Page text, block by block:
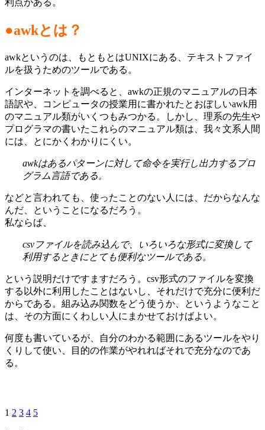
利点がある。
●awkとは？
awkというのは、もともとはUNIXにある、テキストファイ
ルを扱うためのツールである。
インターネットを調べると、awkの正規のマニュアルの日本
語訳や、コンピュータの授業用に書かれたとおぼしいawk用
のマニュアル類がいくつもみつかる。しかし、理系の先生や
プログラマの書いたこれらのマニュアル類は、我々文系人間
には、とにかくわかりにくい。
awkはあるパターンに対して命令を実行し出力するプロ
グラム言語である。
などと言われても、使ったことのない人には、だからなんな
んだ、ということになるだろう。
私ならば、
csvファイルを読み込んで、いろいろな形式に変換して
利用するときにとても便利なツールである。
という説明だけですますだろう。csv形式のファイルを変換
する以外に利用したことはないし、それだけで充分に便利だ
からである。組み込み関数をどう使うか、というようなこと
は、その方面にくわしい人にまかせておけばよい。
何度も書いているが、自分のわかる範囲にあるツールをやり
くりして使い、目的の作業がやれればそれで充分なのであ
る。
1 2 3 4 5